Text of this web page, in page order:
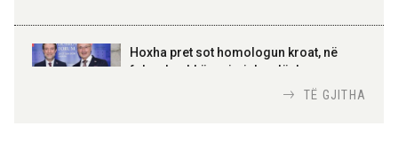
100-vjetori i themelimit të
Urdhrit të Skënderbeut
Hoxha pret sot homologun kroat, në
fokus bashkëpunimi dypalësh
TË GJITHA